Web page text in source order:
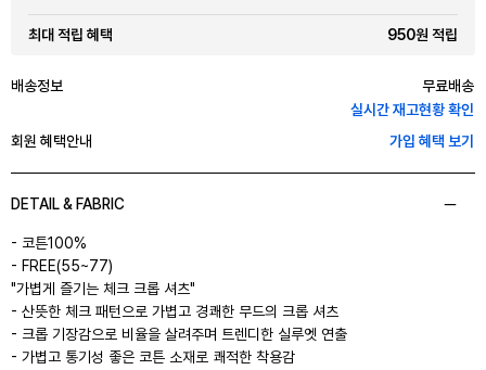
최대 적립 혜택 950원 적립
배송정보
무료배송
실시간 재고현황 확인
회원 혜택안내
가입 혜택 보기
DETAIL & FABRIC
- 코튼100%
- FREE(55~77)
"가볍게 즐기는 체크 크롭 셔츠"
- 산뜻한 체크 패턴으로 가볍고 경쾌한 무드의 크롭 셔츠
- 크롭 기장감으로 비율을 살려주며 트렌디한 실루엣 연출
- 가볍고 통기성 좋은 코튼 소재로 쾌적한 착용감